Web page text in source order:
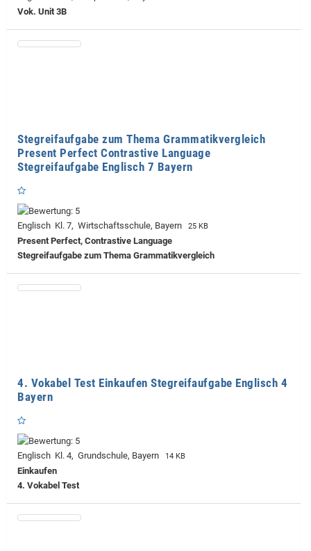
Vok. Unit 3B
Stegreifaufgabe zum Thema Grammatikvergleich
Present Perfect Contrastive Language
Stegreifaufgabe Englisch 7 Bayern
Englisch Kl. 7, Wirtschaftsschule, Bayern 25 KB
Present Perfect, Contrastive Language
Stegreifaufgabe zum Thema Grammatikvergleich
4. Vokabel Test Einkaufen Stegreifaufgabe Englisch 4
Bayern
Englisch Kl. 4, Grundschule, Bayern 14 KB
Einkaufen
4. Vokabel Test